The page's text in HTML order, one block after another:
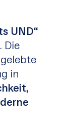
UND“
Die
in